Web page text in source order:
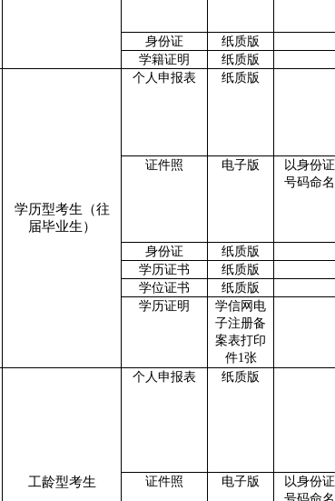
身份证
纸质版
学籍证明
纸质版
学历型考生（往
届毕业生）
个人申报表 纸质版
证件照
电子版
以身份证
号码命名
身份证
纸质版
学历证书
纸质版
学位证书
纸质版
学历证明
学信网电
子注册备
案表打印
件1张
工龄型考生
个人申报表 纸质版
证件照
电子版
以身份证